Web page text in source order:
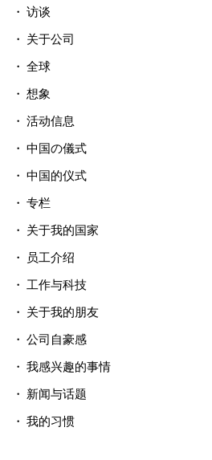
访谈
关于公司
全球
想象
活动信息
中国の儀式
中国的仪式
专栏
关于我的国家
员工介绍
工作与科技
关于我的朋友
公司自豪感
我感兴趣的事情
新闻与话题
我的习惯